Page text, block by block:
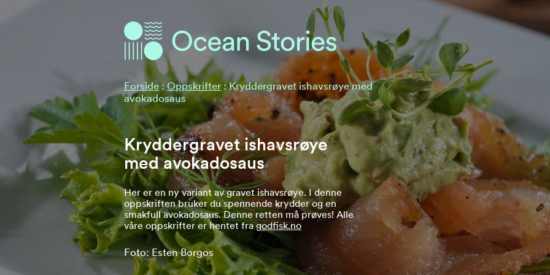
Ocean Stories
Ocean Stories
Forside: Oppskrifter:Kryddergravet ishavsrøye med
avokadosaus
Kryddergravet ishavsrøye
med avokadosaus
Her er en ny variant av gravet ishavsrøye. I denne
oppskriften bruker du spennende krydder og en
smakfull avokadosaus. Denne retten må prøves! Alle
våre oppskrifter er hentet fragodfisk.no
Foto: Esten Borgos